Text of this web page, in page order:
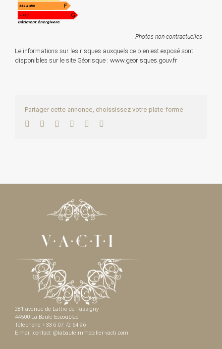
Photos non contractuelles
Le informations sur les risques auxquels ce bien est exposé sont
disponibles sur le site Géorisque : www.georisques.gouv.fr
Partager cette annonce, choississez votre plate-forme
Facebook
TwitterLinkedInWhatsApp
Pinterest
281 avenue de Lattre de Tassigny
44500 La Baule Escoublac
Téléphone +33 6 07 72 64 96
E-mail :contact @labauleimmobilier-vacti.com